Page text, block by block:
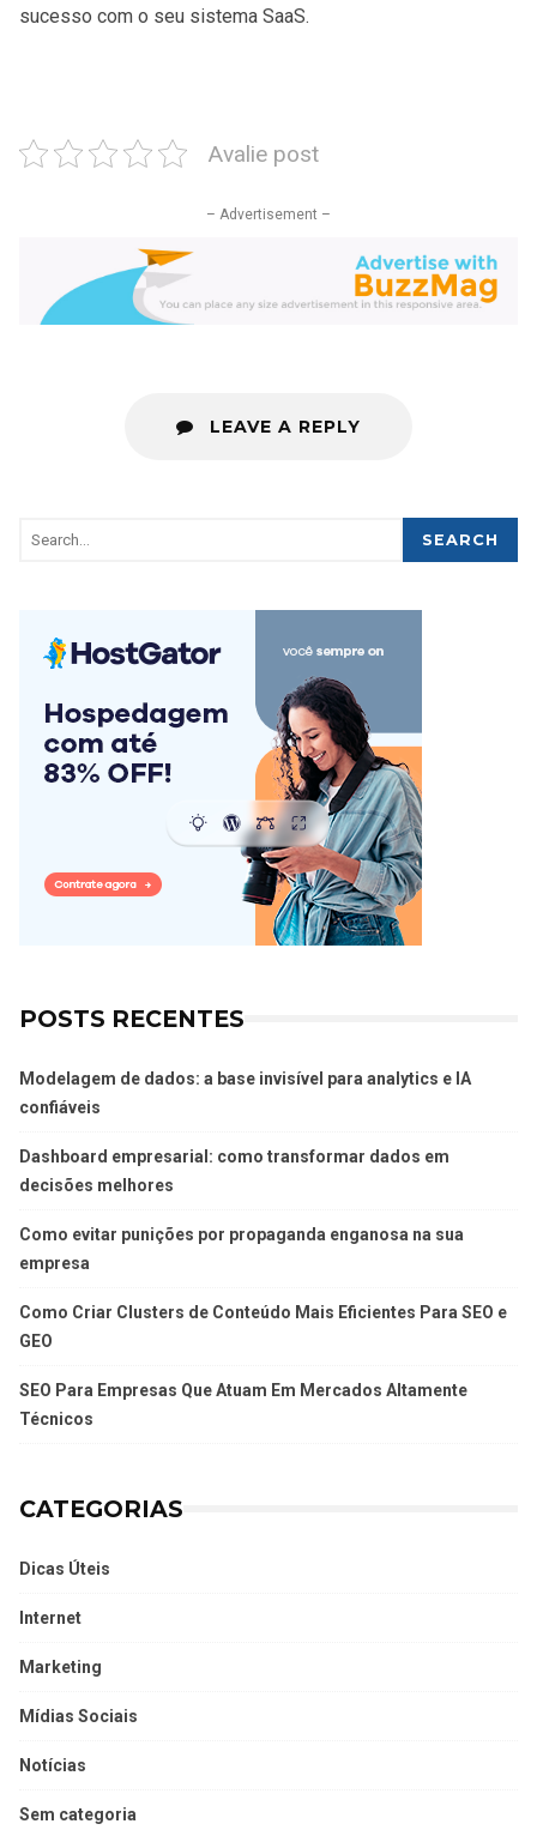
sucesso com o seu sistema SaaS.
Avalie post
– Advertisement –
LEAVE A REPLY
SEARCH
POSTS RECENTES
Modelagem de dados: a base invisível para analytics e IA
confiáveis
Dashboard empresarial: como transformar dados em
decisões melhores
Como evitar punições por propaganda enganosa na sua
empresa
Como Criar Clusters de Conteúdo Mais Eficientes Para SEO e
GEO
SEO Para Empresas Que Atuam Em Mercados Altamente
Técnicos
CATEGORIAS
Dicas Úteis
Internet
Marketing
Mídias Sociais
Notícias
Sem categoria